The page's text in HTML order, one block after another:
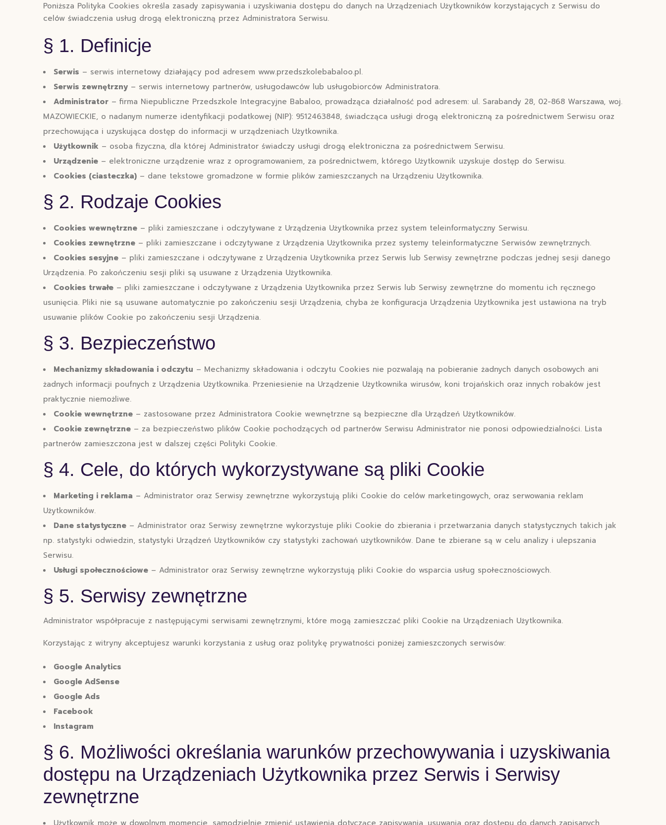
Poniższa Polityka Cookies określa zasady zapisywania i uzyskiwania dostępu do danych na Urządzeniach Użytkowników korzystających z Serwisu do
celów świadczenia usług drogą elektroniczną przez Administratora Serwisu.
§ 1. Definicje
Serwis – serwis internetowy działający pod adresem www.przedszkolebabaloo.pl.
Serwis zewnętrzny – serwis internetowy partnerów, usługodawców lub usługobiorców Administratora.
Administrator – firma Niepubliczne Przedszkole Integracyjne Babaloo, prowadząca działalność pod adresem: ul. Sarabandy 28, 02-868 Warszawa, woj.
MAZOWIECKIE, o nadanym numerze identyfikacji podatkowej (NIP): 9512463848, świadcząca usługi drogą elektroniczną za pośrednictwem Serwisu oraz
przechowująca i uzyskująca dostęp do informacji w urządzeniach Użytkownika.
Użytkownik – osoba fizyczna, dla której Administrator świadczy usługi drogą elektroniczna za pośrednictwem Serwisu.
Urządzenie – elektroniczne urządzenie wraz z oprogramowaniem, za pośrednictwem, którego Użytkownik uzyskuje dostęp do Serwisu.
Cookies (ciasteczka) – dane tekstowe gromadzone w formie plików zamieszczanych na Urządzeniu Użytkownika.
§ 2. Rodzaje Cookies
Cookies wewnętrzne – pliki zamieszczane i odczytywane z Urządzenia Użytkownika przez system teleinformatyczny Serwisu.
Cookies zewnętrzne – pliki zamieszczane i odczytywane z Urządzenia Użytkownika przez systemy teleinformatyczne Serwisów zewnętrznych.
Cookies sesyjne – pliki zamieszczane i odczytywane z Urządzenia Użytkownika przez Serwis lub Serwisy zewnętrzne podczas jednej sesji danego
Urządzenia. Po zakończeniu sesji pliki są usuwane z Urządzenia Użytkownika.
Cookies trwałe – pliki zamieszczane i odczytywane z Urządzenia Użytkownika przez Serwis lub Serwisy zewnętrzne do momentu ich ręcznego
usunięcia. Pliki nie są usuwane automatycznie po zakończeniu sesji Urządzenia, chyba że konfiguracja Urządzenia Użytkownika jest ustawiona na tryb
usuwanie plików Cookie po zakończeniu sesji Urządzenia.
§ 3. Bezpieczeństwo
Mechanizmy składowania i odczytu – Mechanizmy składowania i odczytu Cookies nie pozwalają na pobieranie żadnych danych osobowych ani
żadnych informacji poufnych z Urządzenia Użytkownika. Przeniesienie na Urządzenie Użytkownika wirusów, koni trojańskich oraz innych robaków jest
praktycznie niemożliwe.
Cookie wewnętrzne – zastosowane przez Administratora Cookie wewnętrzne są bezpieczne dla Urządzeń Użytkowników.
Cookie zewnętrzne – za bezpieczeństwo plików Cookie pochodzących od partnerów Serwisu Administrator nie ponosi odpowiedzialności. Lista
partnerów zamieszczona jest w dalszej części Polityki Cookie.
§ 4. Cele, do których wykorzystywane są pliki Cookie
Marketing i reklama – Administrator oraz Serwisy zewnętrzne wykorzystują pliki Cookie do celów marketingowych, oraz serwowania reklam
Użytkowników.
Dane statystyczne – Administrator oraz Serwisy zewnętrzne wykorzystuje pliki Cookie do zbierania i przetwarzania danych statystycznych takich jak
np. statystyki odwiedzin, statystyki Urządzeń Użytkowników czy statystyki zachowań użytkowników. Dane te zbierane są w celu analizy i ulepszania
Serwisu.
Usługi społecznościowe – Administrator oraz Serwisy zewnętrzne wykorzystują pliki Cookie do wsparcia usług społecznościowych.
§ 5. Serwisy zewnętrzne
Administrator współpracuje z następującymi serwisami zewnętrznymi, które mogą zamieszczać pliki Cookie na Urządzeniach Użytkownika.
Korzystając z witryny akceptujesz warunki korzystania z usług oraz politykę prywatności poniżej zamieszczonych serwisów:
Google Analytics
Google AdSense
Google Ads
Facebook
Instagram
§ 6. Możliwości określania warunków przechowywania i uzyskiwania
dostępu na Urządzeniach Użytkownika przez Serwis i Serwisy
zewnętrzne